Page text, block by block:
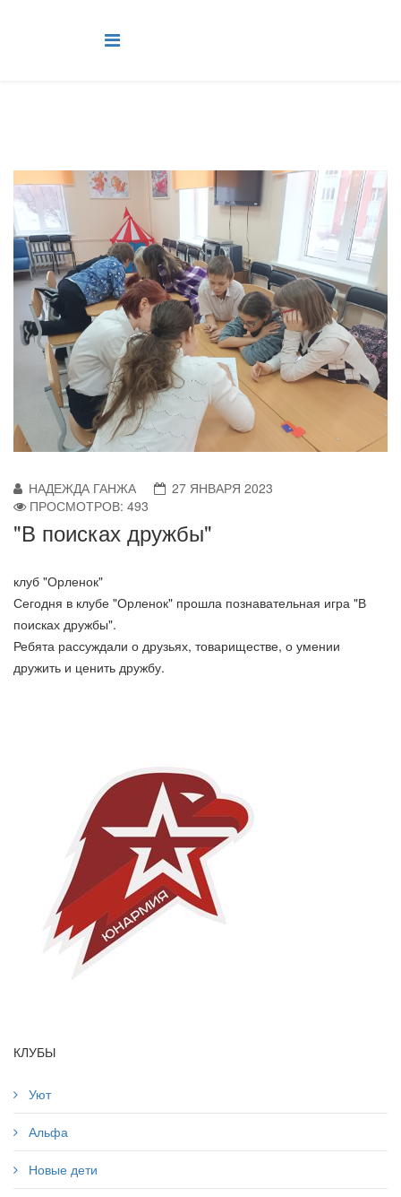
НАДЕЖДА ГАНЖА
27 ЯНВАРЯ 2023
ПРОСМОТРОВ: 493
"В поисках дружбы"
клуб "Орленок"
Сегодня в клубе "Орленок" прошла познавательная игра "В
поисках дружбы".
Ребята рассуждали о друзьях, товариществе, о умении
дружить и ценить дружбу.
КЛУБЫ
Уют
Альфа
Новые дети